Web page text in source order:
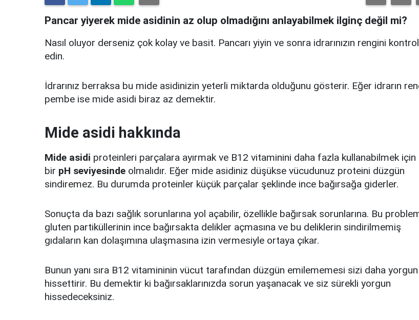
Pancar yiyerek mide asidinin az olup olmadığını anlayabilmek ilginç değil mi?
Nasıl oluyor derseniz çok kolay ve basit. Pancarı yiyin ve sonra idrarınızın rengini kontrol
edin.
İdrarınız berraksa bu mide asidinizin yeterli miktarda olduğunu gösterir. Eğer idrarın
pembe ise mide asidi biraz az demektir.
Mide asidi hakkında
Mide asidi proteinleri parçalara ayırmak ve B12 vitaminini daha fazla kullanabilmek için
bir pH seviyesinde olmalıdır. Eğer mide asidiniz düşükse vücudunuz proteini düzgün
sindiremez. Bu durumda proteinler küçük parçalar şeklinde ince bağırsağa giderler.
Sonuçta da bazı sağlık sorunlarına yol açabilir, özellikle bağırsak sorunlarına. Bu
gluten partiküllerinin ince bağırsakta delikler açmasına ve bu deliklerin sindirilmemiş
gıdaların kan dolaşımına ulaşmasına izin vermesiyle ortaya çıkar.
Bunun yanı sıra B12 vitamininin vücut tarafından düzgün emilememesi sizi daha yorgun
hissettirir. Bu demektir ki bağırsaklarınızda sorun yaşanacak ve siz sürekli yorgun
hissedeceksiniz.